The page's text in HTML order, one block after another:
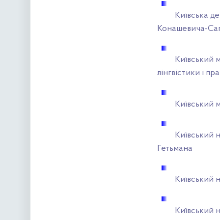
Київська
Конашевича-
Київський
лінгвістики і
Київський
Київський
Гетьмана
Київський
Київський